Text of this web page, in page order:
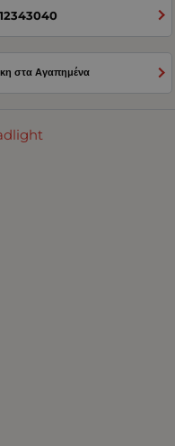
στα Αγαπημένα